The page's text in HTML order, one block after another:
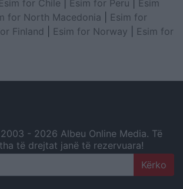
Esim for Chile Esim for Peru
Esim
for North Macedonia
Esim for
Finland Esim for Norway
Esim for
- 2026 Albeu Online Media. Të
të drejtat janë të rezervuara!